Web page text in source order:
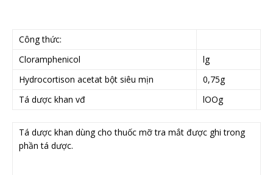
Công thức:
Cloramphenicol
lg
Hydrocortison acetat bột siêu mịn
0,75g
Tá dược khan vđ
lOOg
Tá dược khan dùng cho thuốc mỡ tra mắt được ghi trong
phần tá dược.